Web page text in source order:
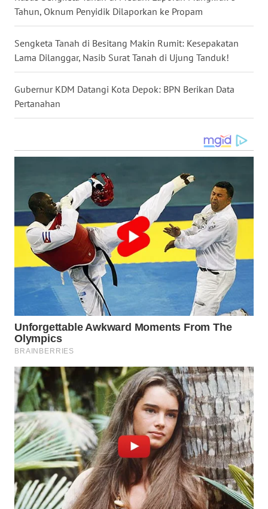
Tahun, Oknum Penyidik Dilaporkan ke Propam
Sengketa Tanah di Besitang Makin Rumit: Kesepakatan
Lama Dilanggar, Nasib Surat Tanah di Ujung Tanduk!
Gubernur KDM Datangi Kota Depok: BPN Berikan Data
Pertanahan
WN
WN
WN
DAIRI
WN
WN
NIAS
WN
LANGKAT
WN
SELATAN
WN
TANJUNG
LESUNG
WN
KARO
WN
SIMALUNGUN
WN